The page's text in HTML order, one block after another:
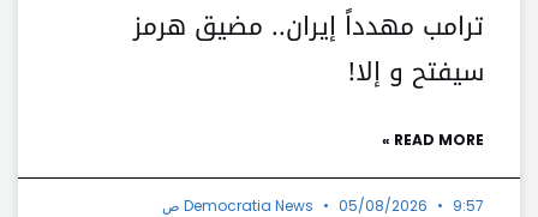
ترامب مهدداً إيران.. مضيق هرمز
سيفتح و إلا!
READ MORE »
Democratia News 05/08/2026 9:57 ص